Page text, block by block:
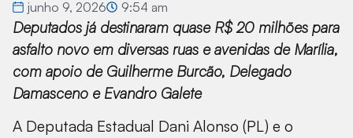
junho 9, 2026 9:54 am
Deputados já destinaram quase R$ 20 milhões para
asfalto novo em diversas ruas e avenidas de Marília,
com apoio de Guilherme Burcão, Delegado
Damasceno e Evandro Galete
A Deputada Estadual Dani Alonso (PL) e o